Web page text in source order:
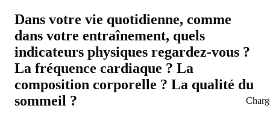
Dans votre vie quotidienne, comme
dans votre entraînement, quels
indicateurs physiques regardez-vous ?
La fréquence cardiaque ? La
composition corporelle ? La qualité du
sommeil ?